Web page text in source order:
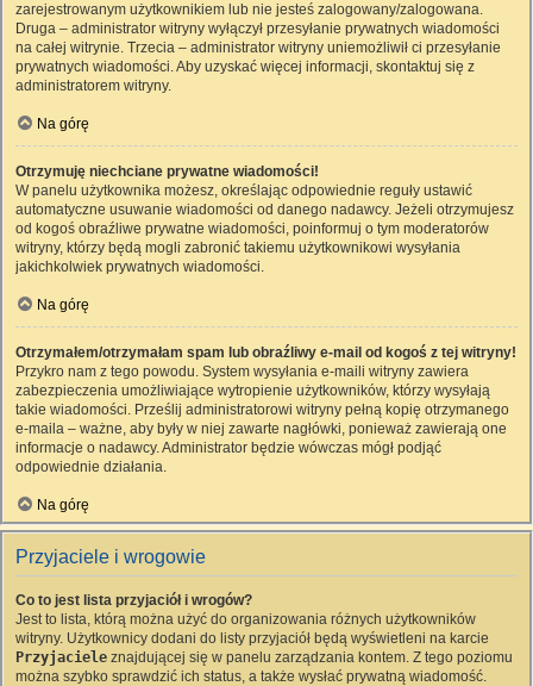
zarejestrowanym użytkownikiem lub nie jesteś zalogowany/zalogowana.
Druga – administrator witryny wyłączył przesyłanie prywatnych wiadomości
na całej witrynie. Trzecia – administrator witryny uniemożliwił ci przesyłanie
prywatnych wiadomości. Aby uzyskać więcej informacji, skontaktuj się z
administratorem witryny.
Na górę
Otrzymuję niechciane prywatne wiadomości!
W panelu użytkownika możesz, określając odpowiednie reguły ustawić
automatyczne usuwanie wiadomości od danego nadawcy. Jeżeli otrzymujesz
od kogoś obraźliwe prywatne wiadomości, poinformuj o tym moderatorów
witryny, którzy będą mogli zabronić takiemu użytkownikowi wysyłania
jakichkolwiek prywatnych wiadomości.
Na górę
Otrzymałem/otrzymałam spam lub obraźliwy e-mail od kogoś z tej witryny!
Przykro nam z tego powodu. System wysyłania e-maili witryny zawiera
zabezpieczenia umożliwiające wytropienie użytkowników, którzy wysyłają
takie wiadomości. Prześlij administratorowi witryny pełną kopię otrzymanego
e-maila – ważne, aby były w niej zawarte nagłówki, ponieważ zawierają one
informacje o nadawcy. Administrator będzie wówczas mógł podjąć
odpowiednie działania.
Na górę
Przyjaciele i wrogowie
Co to jest lista przyjaciół i wrogów?
Jest to lista, którą można użyć do organizowania różnych użytkowników
witryny. Użytkownicy dodani do listy przyjaciół będą wyświetleni na karcie
Przyjaciele znajdującej się w panelu zarządzania kontem. Z tego poziomu
można szybko sprawdzić ich status, a także wysłać prywatną wiadomość.